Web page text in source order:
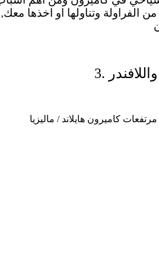
الفراولة وتناولها او اخذها
كاميرون هايلاند / ماليزيا